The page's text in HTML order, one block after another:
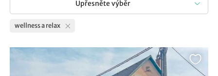
Upřesněte výběr
wellness a relax